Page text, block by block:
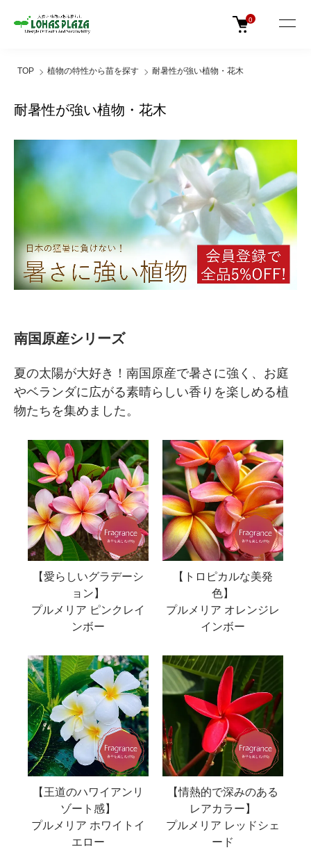
0
TOP 植物の特性から苗を探す 耐暑性が強い植物・花木
耐暑性が強い植物・花木
南国原産シリーズ
夏の太陽が大好き！南国原産で暑さに強く、お庭
やベランダに広がる素晴らしい香りを楽しめる植
物たちを集めました。
【愛らしいグラデーシ
ョン】
プルメリア ピンクレイ
ンボー
【トロピカルな美発
色】
プルメリア オレンジレ
インボー
【王道のハワイアンリ
ゾート感】
プルメリア ホワイトイ
エロー
【情熱的で深みのある
レアカラー】
プルメリア レッドシェ
ード